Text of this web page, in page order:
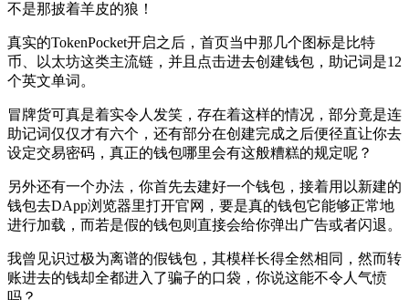
不是那披着羊皮的狼！
真实的TokenPocket开启之后，首页当中那几个图标是比特
币、以太坊这类主流链，并且点击进去创建钱包，助记词是12
个英文单词。
冒牌货可真是着实令人发笑，存在着这样的情况，部分竟是连
助记词仅仅才有六个，还有部分在创建完成之后便径直让你去
设定交易密码，真正的钱包哪里会有这般糟糕的规定呢？
另外还有一个办法，你首先去建好一个钱包，接着用以新建的
钱包去DApp浏览器里打开官网，要是真的钱包它能够正常地
进行加载，而若是假的钱包则直接会给你弹出广告或者闪退。
我曾见识过极为离谱的假钱包，其模样长得全然相同，然而转
账进去的钱却全都进入了骗子的口袋，你说这能不令人气愤